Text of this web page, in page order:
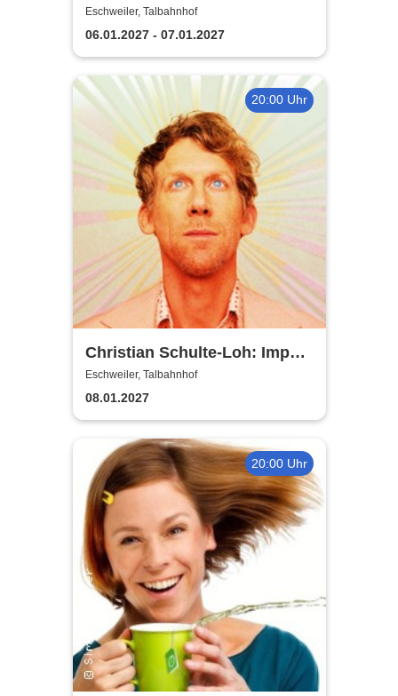
Eschweiler, Talbahnhof
06.01.2027 - 07.01.2027
20:00 Uhr
Christian Schulte-Loh: Import
Export
Eschweiler, Talbahnhof
08.01.2027
20:00 Uhr